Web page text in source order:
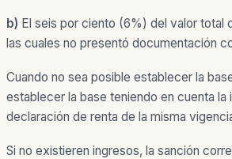
b) El seis por ciento (6%) del valor total
las cuales no presentó documentación
Cuando no sea posible establecer la
establecer la base teniendo en cuenta
declaración de renta de la misma
Si no existieren ingresos, la sanción